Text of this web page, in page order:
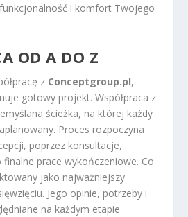
i komfort Twojego
OD A DO Z
z Conceptgroup.pl,
gotowy projekt. Współpraca z
ścieżka, na której każdy
Proces rozpoczyna
poprzez konsultacje,
prace wykończeniowe. Co
jako najważniejszy
Jego opinie, potrzeby i
na każdym etapie